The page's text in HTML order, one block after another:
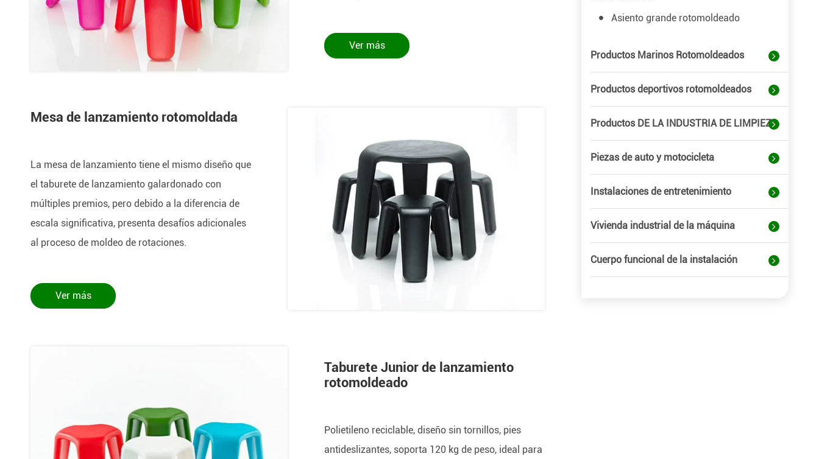
Ver más
Mesa de lanzamiento rotomoldada
La mesa de lanzamiento tiene el mismo diseño que
el taburete de lanzamiento galardonado con
múltiples premios, pero debido a la diferencia de
escala significativa, presenta desafíos adicionales
al proceso de moldeo de rotaciones.
Ver más
Taburete Junior de lanzamiento
rotomoldeado
Polietileno reciclable, diseño sin tornillos, pies
antideslizantes, soporta 120 kg de peso, ideal para
Asiento grande rotomoldeado
Productos Marinos Rotomoldeados
Productos deportivos rotomoldeados
Productos DE LA INDUSTRIA DE LIMPIEZA
Piezas de auto y motocicleta
Instalaciones de entretenimiento
Vivienda industrial de la máquina
Cuerpo funcional de la instalación